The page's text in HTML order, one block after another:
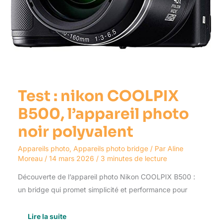
Test : nikon COOLPIX
B500, l’appareil photo
noir polyvalent
Appareils photo, Appareils photo bridge/ Par Aline
Moreau / 14 mars 2026 / 3 minutes de lecture
Découverte de l’appareil photo Nikon COOLPIX B500 :
un bridge qui promet simplicité et performance pour
Lire la suite